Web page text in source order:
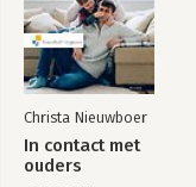
Christa Nieuwboer
In contact met
ouders